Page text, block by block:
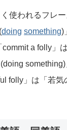
使われるフレー
doing something)
a folly」
folly」は「若